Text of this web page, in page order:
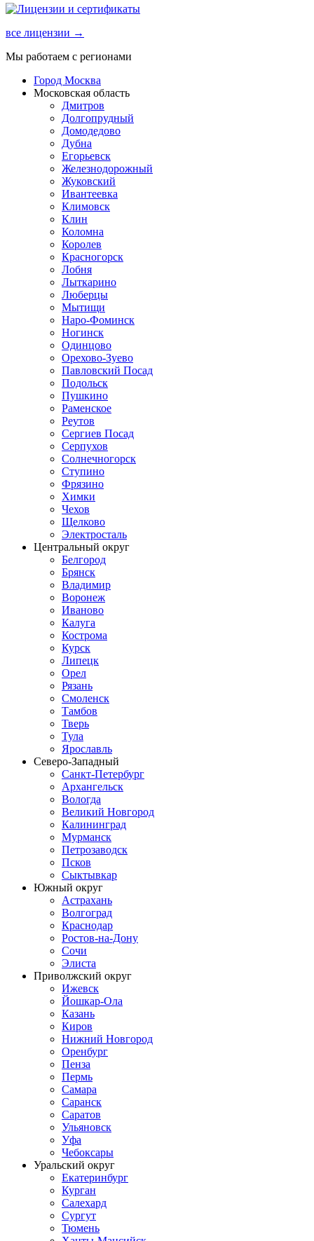
все лицензии →
Мы работаем с регионами
Город Москва
Московская область
Дмитров
Долгопрудный
Домодедово
Дубна
Егорьевск
Железнодорожный
Жуковский
Ивантеевка
Климовск
Клин
Коломна
Королев
Красногорск
Лобня
Лыткарино
Люберцы
Мытищи
Наро-Фоминск
Ногинск
Одинцово
Орехово-Зуево
Павловский Посад
Подольск
Пушкино
Раменское
Реутов
Сергиев Посад
Серпухов
Солнечногорск
Ступино
Фрязино
Химки
Чехов
Щелково
Электросталь
Центральный округ
Белгород
Брянск
Владимир
Воронеж
Иваново
Калуга
Кострома
Курск
Липецк
Орел
Рязань
Смоленск
Тамбов
Тверь
Тула
Ярославль
Северо-Западный
Санкт-Петербург
Архангельск
Вологда
Великий Новгород
Калининград
Мурманск
Петрозаводск
Псков
Сыктывкар
Южный округ
Астрахань
Волгоград
Краснодар
Ростов-на-Дону
Сочи
Элиста
Приволжский округ
Ижевск
Йошкар-Ола
Казань
Киров
Нижний Новгород
Оренбург
Пенза
Пермь
Самара
Саранск
Саратов
Ульяновск
Уфа
Чебоксары
Уральский округ
Екатеринбург
Курган
Салехард
Сургут
Тюмень